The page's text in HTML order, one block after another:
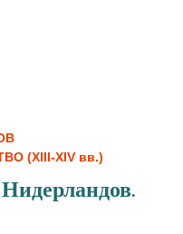
(ХIII-ХIV вв.)
.